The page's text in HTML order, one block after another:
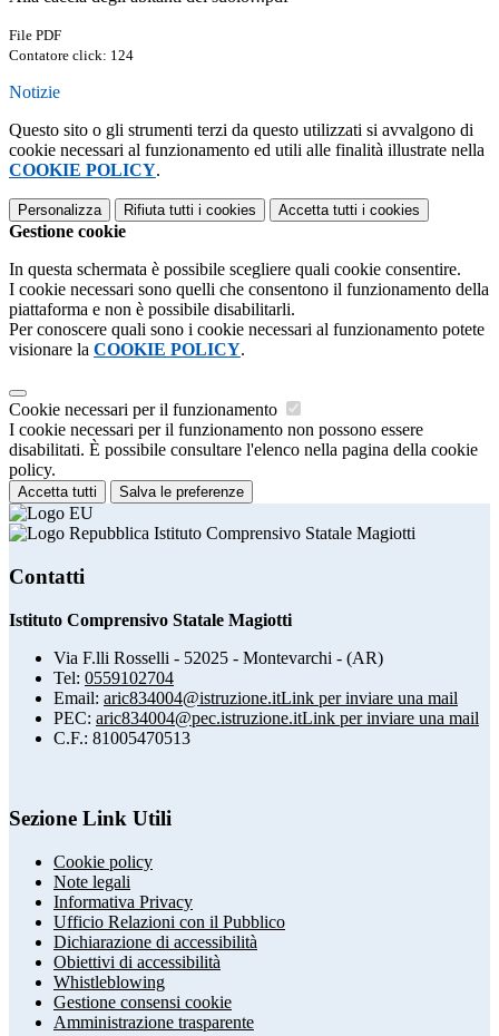
File PDF
Contatore click: 124
Notizie
Questo sito o gli strumenti terzi da questo utilizzati si avvalgono di
cookie necessari al funzionamento ed utili alle finalità illustrate nella
COOKIE POLICY.
Personalizza Rifiuta tutti i cookies Accetta tutti i cookies
Gestione cookie
In questa schermata è possibile scegliere quali cookie consentire.
I cookie necessari sono quelli che consentono il funzionamento della
piattaforma e non è possibile disabilitarli.
Per conoscere quali sono i cookie necessari al funzionamento potete
visionare la COOKIE POLICY.
Cookie necessari per il funzionamento
I cookie necessari per il funzionamento non possono essere
disabilitati. È possibile consultare l'elenco nella pagina della cookie
policy.
Accetta tutti Salva le preferenze
Istituto Comprensivo Statale Magiotti
Contatti
Istituto Comprensivo Statale Magiotti
Via F.lli Rosselli - 52025 - Montevarchi - (AR)
Tel: 0559102704
Email: aric834004@istruzione.itLink per inviare una mail
PEC: aric834004@pec.istruzione.itLink per inviare una mail
C.F.: 81005470513
Sezione Link Utili
Cookie policy
Note legali
Informativa Privacy
Ufficio Relazioni con il Pubblico
Dichiarazione di accessibilità
Obiettivi di accessibilità
Whistleblowing
Gestione consensi cookie
Amministrazione trasparente